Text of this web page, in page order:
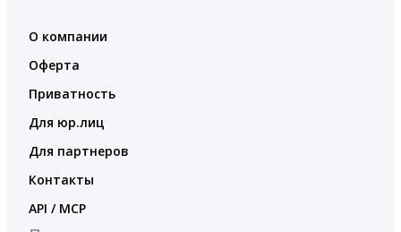
О компании
Оферта
Приватность
Для юр.лиц
Для партнеров
Контакты
API / MCP